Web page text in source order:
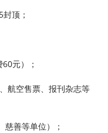
顶；
元）；
航空售票、报刊杂志等
善等单位）；